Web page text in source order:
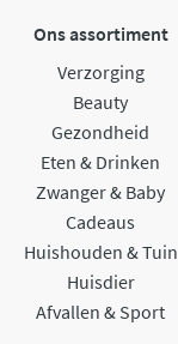
Ons assortiment
Verzorging
Beauty
Gezondheid
Eten & Drinken
Zwanger & Baby
Cadeaus
Huishouden & Tuin
Huisdier
Afvallen & Sport